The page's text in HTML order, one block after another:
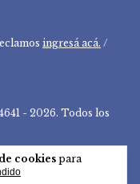
cookies para
ingresá acá. /
- 2026. Todos los